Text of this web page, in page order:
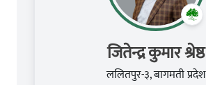
जितेन्द्र कुमार श्रेष्ठ
ललितपुर-३, बागमती प्रदेश